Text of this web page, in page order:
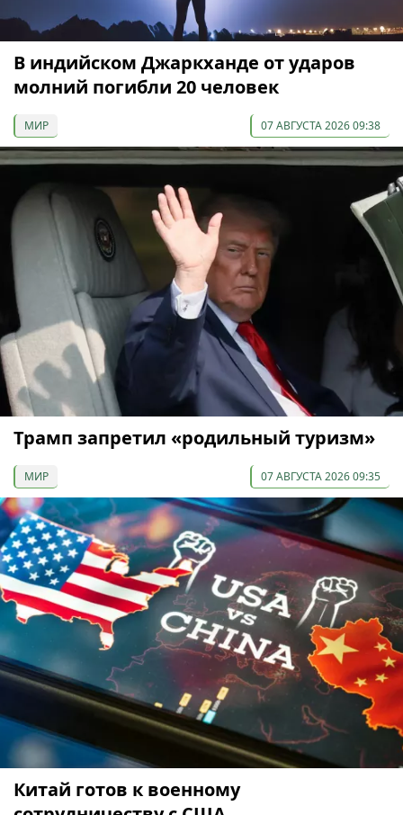
В индийском Джаркханде от ударов
молний погибли 20 человек
МИР 07 АВГУСТА 2026 09:38
Трамп запретил «родильный туризм»
МИР 07 АВГУСТА 2026 09:35
Китай готов к военному